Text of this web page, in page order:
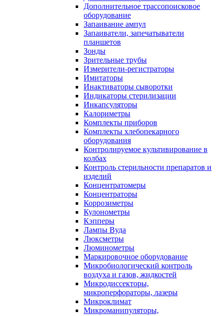
Дополнительное трассопоисковое
оборудование
Запаивание ампул
Запаиватели, запечатыватели
планшетов
Зонды
Зрительные трубы
Измерители-регистраторы
Имитаторы
Инактиваторы сыворотки
Индикаторы стерилизации
Инкапсуляторы
Калориметры
Комплекты приборов
Комплекты хлебопекарного
оборудования
Контролируемое культивирование в
колбах
Контроль стерильности препаратов и
изделий
Концентратомеры
Концентраторы
Коррозиметры
Кулонометры
Кэпперы
Лампы Вуда
Люксметры
Люминометры
Маркировочное оборудование
Микробиологический контроль
воздуха и газов, жидкостей
Микродиссекторы,
микроперфораторы, лазеры
Микроклимат
Микроманипуляторы,